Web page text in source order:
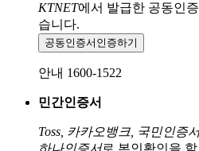
KTNET에서 발급한 공동인
습니다.
공동인증서 인증하기
안내 1600-1522
민간인증서
Toss, 카카오뱅크, 국민인증